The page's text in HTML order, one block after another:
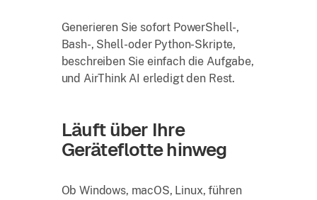
Generieren Sie sofort PowerShell-,
Bash-, Shell- oder Python-Skripte,
beschreiben Sie einfach die Aufgabe,
und AirThink AI erledigt den Rest.
Läuft über Ihre
Geräteflotte hinweg
Ob Windows, macOS, Linux, führen